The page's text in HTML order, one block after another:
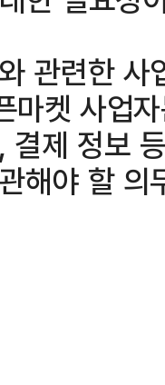
관련한
마켓 사업
결제 정보
해야 할